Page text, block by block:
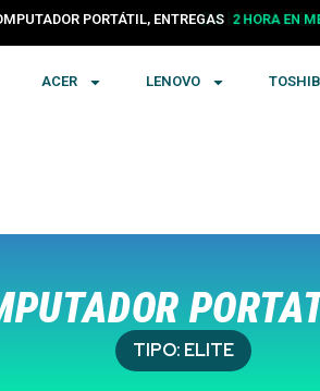
PORTÁTIL, ENTREGAS 2 HORA EN
24 HORAS EN
ACER LENOVO
TIPO: ELITE